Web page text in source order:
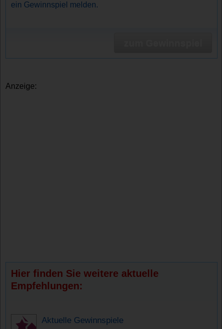
ein Gewinnspiel melden.
Anzeige:
Hier finden Sie weitere aktuelle
Empfehlungen:
Aktuelle Gewinnspiele